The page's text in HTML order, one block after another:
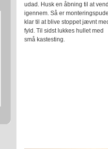
udad. Husk en åbning til at
igennem. Så er
klar til at blive stoppet jævnt
fyld. Til sidst lukkes hullet med
små kastesting.